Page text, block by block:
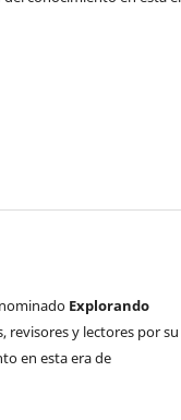
Explorando
revisores y lectores por su
en esta era de